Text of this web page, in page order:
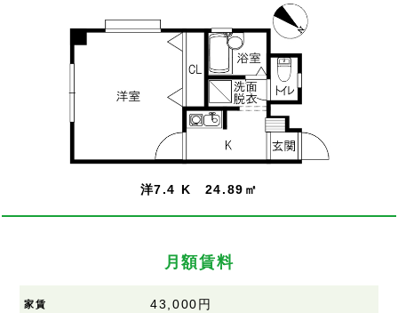
洋7.4 K 24.89㎡
月額賃料
家賃 43,000円